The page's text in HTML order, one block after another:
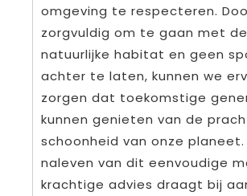
omgeving te respecteren.
zorgvuldig om te gaan met de
natuurlijke habitat en geen
achter te laten, kunnen we
zorgen dat toekomstige
kunnen genieten van de
schoonheid van onze planeet.
naleven van dit eenvoudige
krachtige advies draagt bij